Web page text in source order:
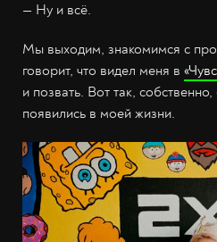
— Ну и всё.
Мы выходим, знакомимся с
говорит, что видел меня в
и позвать. Вот так,
появились в моей жизни.